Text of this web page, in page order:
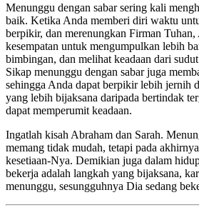
Menunggu dengan sabar sering kali
baik. Ketika Anda memberi diri waktu
berpikir, dan merenungkan Firman
kesempatan untuk mengumpulkan lebih
bimbingan, dan melihat keadaan dari
Sikap menunggu dengan sabar juga
sehingga Anda dapat berpikir lebih jernih
yang lebih bijaksana daripada bertindak
dapat memperumit keadaan.
Ingatlah kisah Abraham dan Sarah.
memang tidak mudah, tetapi pada
kesetiaan-Nya. Demikian juga dalam
bekerja adalah langkah yang bijaksana,
menunggu, sesungguhnya Dia sedang